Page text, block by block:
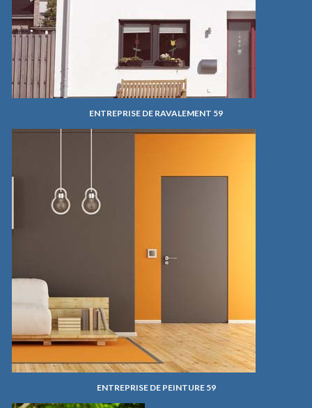
ENTREPRISE DE RAVALEMENT 59
ENTREPRISE DE PEINTURE 59